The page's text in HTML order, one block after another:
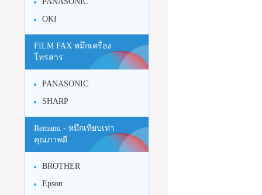
OKI
FILM FAX หมึกเครื่อง
โทรสาร
PANASONIC
SHARP
Remanu - หมึกเทียบเท่า
คุณภาพดี
BROTHER
Epson